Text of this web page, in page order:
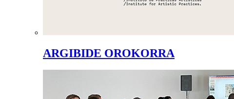
ARGIBIDE OROKORRA